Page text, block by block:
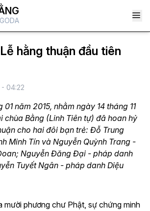
hằng thuận đầu tiên
- 04:22
năm 2015, nhằm ngày 14 tháng 11
chùa Bằng (Linh Tiên tự) đã hoan hỷ
cho hai đôi bạn trẻ: Đỗ Trung
Minh Tín và Nguyễn Quỳnh Trang -
Nguyễn Đăng Đại - pháp danh
Tuyết Ngân - pháp danh Diệu
mười phương chư Phật, sự chứng minh